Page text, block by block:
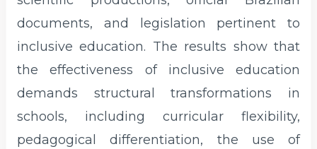
documents, and legislation pertinent to
inclusive education. The results show that
the effectiveness of inclusive education
demands structural transformations in
schools, including curricular flexibility,
pedagogical differentiation, the use of